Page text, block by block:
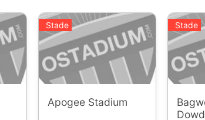
Stade
Apogee Stadium
Stade